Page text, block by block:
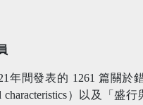
年間發表的 1261 篇關
）以及「盛行